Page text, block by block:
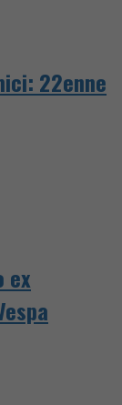
22enne
ex